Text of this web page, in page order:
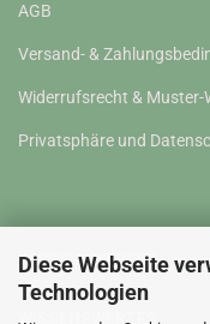
Diese Webseite
Technologien
AGB
Versand- &
Widerrufsrecht &
Privatsphäre und
WISSENSWERTES
WISSENSWERTES